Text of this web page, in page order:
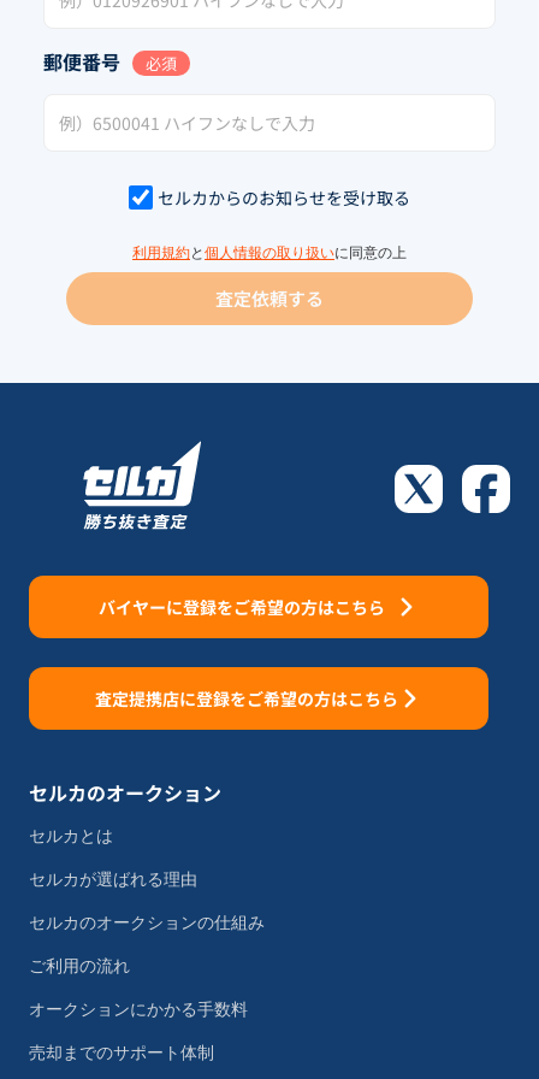
郵便番号 必須
セルカからのお知らせを受け取る
利用規約と 個人情報の取り扱いに同意の上
査定依頼する
バイヤーに登録をご希望の方はこちら
査定提携店に登録をご希望の方はこちら
セルカのオークション
セルカとは
セルカが選ばれる理由
セルカのオークションの仕組み
ご利用の流れ
オークションにかかる手数料
売却までのサポート体制